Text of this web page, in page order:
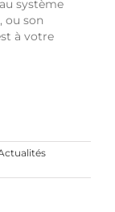
système
ou son
à votre